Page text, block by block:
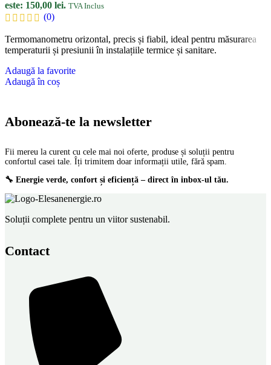
este: 150,00 lei. TVA Inclus
(0)
Termomanometru orizontal, precis și fiabil, ideal pentru măsurarea
temperaturii și presiunii în instalațiile termice și sanitare.
Adaugă la favorite
Adaugă în coș
Abonează-te la newsletter
Fii mereu la curent cu cele mai noi oferte, produse și soluții pentru
confortul casei tale. Îți trimitem doar informații utile, fără spam.
🔧 Energie verde, confort și eficiență – direct în inbox-ul tău.
Soluții complete pentru un viitor sustenabil.
Contact